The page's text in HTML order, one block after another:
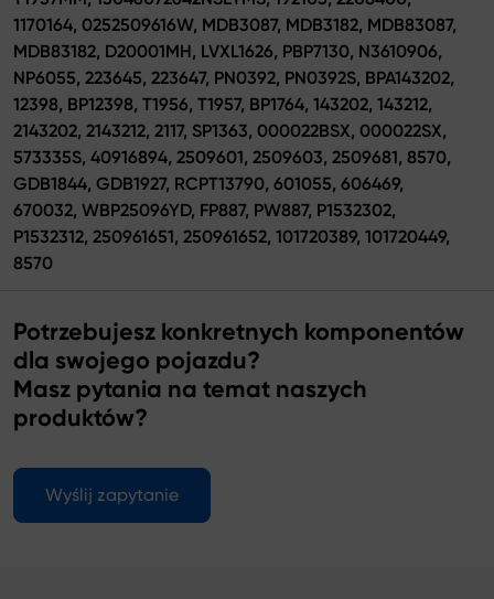
1170164, 0252509616W, MDB3087, MDB3182, MDB83087,
MDB83182, D20001MH, LVXL1626, PBP7130, N3610906,
NP6055, 223645, 223647, PN0392, PN0392S, BPA143202,
12398, BP12398, T1956, T1957, BP1764, 143202, 143212,
2143202, 2143212, 2117, SP1363, 000022BSX, 000022SX,
573335S, 40916894, 2509601, 2509603, 2509681, 8570,
GDB1844, GDB1927, RCPT13790, 601055, 606469,
670032, WBP25096YD, FP887, PW887, P1532302,
P1532312, 250961651, 250961652, 101720389, 101720449,
8570
Potrzebujesz konkretnych komponentów
dla swojego pojazdu?
Masz pytania na temat naszych
produktów?
Wyślij zapytanie